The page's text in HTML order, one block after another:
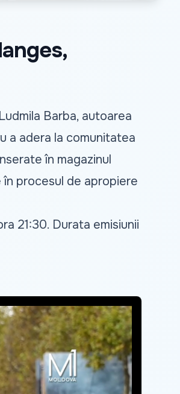
Barba, autoarea
a adera la comunitatea
în magazinul
procesul de apropiere
21:30. Durata emisiunii